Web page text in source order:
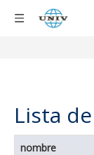
Lista
nombre